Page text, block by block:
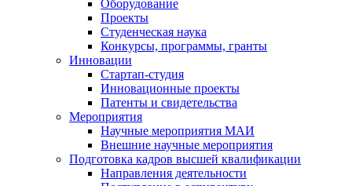
Оборудование
Проекты
Студенческая наука
Конкурсы, программы, гранты
Инновации
Стартап-студия
Инновационные проекты
Патенты и свидетельства
Мероприятия
Научные мероприятия МАИ
Внешние научные мероприятия
Подготовка кадров высшей квалификации
Направления деятельности